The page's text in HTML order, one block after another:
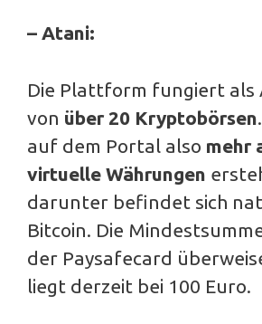
– Atani:
Die Plattform fungiert als
von über 20 Kryptobörsen
auf dem Portal also mehr
virtuelle Währungen
darunter befindet sich
Bitcoin. Die
der Paysafecard
liegt derzeit bei 100 Euro.